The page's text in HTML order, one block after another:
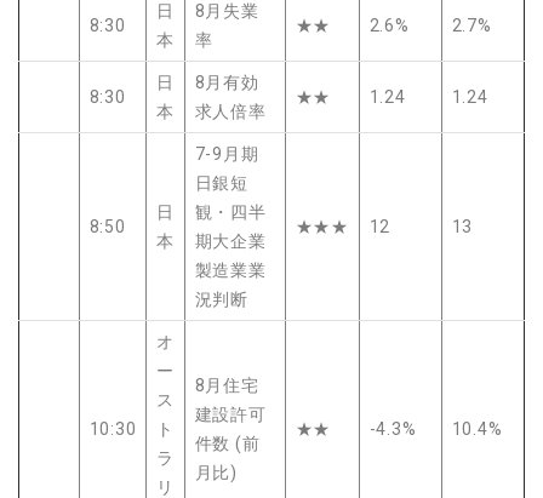
8:30
日
本
8月失業
率
★★ 2.6% 2.7%
8:30
日
本
8月有効
求人倍率
★★ 1.24 1.24
8:50
日
本
7-9月期
日銀短
観・四半
期大企業
製造業業
況判断
★★★ 12 13
10:30
オ
ー
ス
ト
ラ
リ
8月住宅
建設許可
件数 (前
月比)
★★ -4.3% 10.4%